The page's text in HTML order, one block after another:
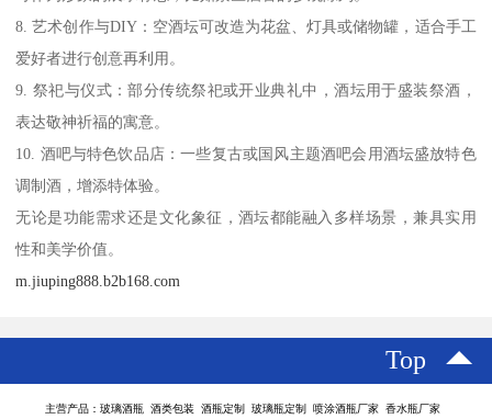
8. 艺术创作与DIY：空酒坛可改造为花盆、灯具或储物罐，适合手工
爱好者进行创意再利用。
9. 祭祀与仪式：部分传统祭祀或开业典礼中，酒坛用于盛装祭酒，
表达敬神祈福的寓意。
10. 酒吧与特色饮品店：一些复古或国风主题酒吧会用酒坛盛放特色
调制酒，增添特体验。
无论是功能需求还是文化象征，酒坛都能融入多样场景，兼具实用
性和美学价值。
m.jiuping888.b2b168.com
Top
主营产品：玻璃酒瓶 酒类包装 酒瓶定制 玻璃瓶定制 喷涂酒瓶厂家 香水瓶厂家